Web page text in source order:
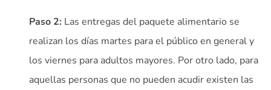
Paso 2: Las entregas del paquete alimentario se
realizan los días martes para el público en general y
los viernes para adultos mayores. Por otro lado, para
aquellas personas que no pueden acudir existen las